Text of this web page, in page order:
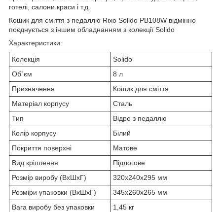
готелі, салони краси і т.д.
Кошик для сміття з педаллю Rixo Solido PB108W відмінно
поєднується з іншим обладнанням з колекції Solido
Характеристики:
Колекція
Solido
Об`єм
8 л
Призначення
Кошик для сміття
Матеріал корпусу
Cталь
Тип
Відро з педаллю
Колір корпусу
Бiлий
Покриття поверхні
Матове
Вид кріплення
Підлогове
Розмір виробу (ВхШхГ)
320х240х295 мм
Розміри упаковки (ВхШхГ)
345х260х265 мм
Вага виробу без упаковки
1,45 кг